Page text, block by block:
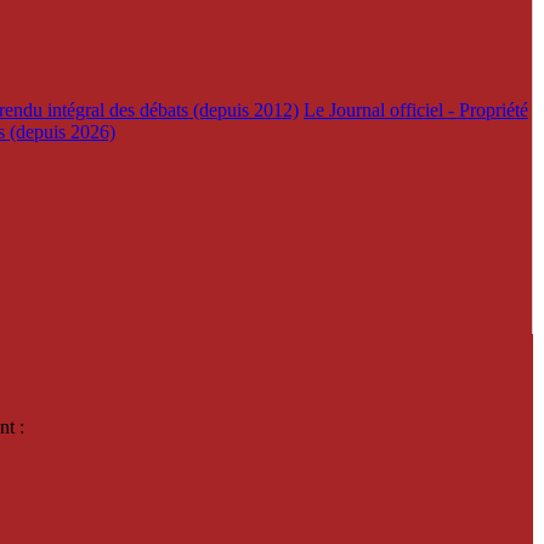
intégral des débats (depuis 2012) Le Journal officiel - Propriété
(depuis 2026)
: